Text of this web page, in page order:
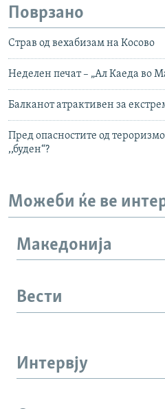
Поврзано
Страв од вехабизам на Косово
Неделен печат – „Ал Каеда во
Балканот атрактивен за
Пред опасностите од
,,буден“?
Можеби ќе ве
Македонија
Вести
Интервју